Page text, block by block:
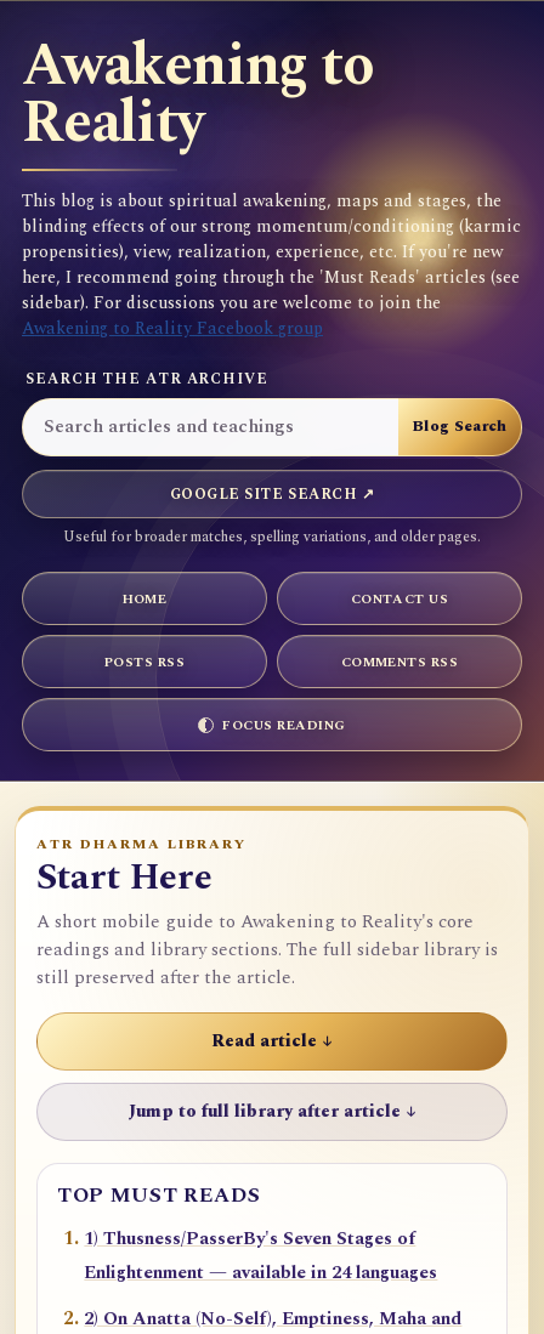
Awakening to
Reality
This blog is about spiritual awakening, maps and stages, the
blinding effects of our strong momentum/conditioning (karmic
propensities), view, realization, experience, etc. If you're new
here, I recommend going through the 'Must Reads' articles (see
sidebar). For discussions you are welcome to join the
Awakening to Reality Facebook group
SEARCH THE ATR ARCHIVE
GOOGLE SITE SEARCH ↗
Useful for broader matches, spelling variations, and older pages.
HOME CONTACT US
POSTS RSS COMMENTS RSS
FOCUS READING
ATR DHARMA LIBRARY
Start Here
A short mobile guide to Awakening to Reality's core
readings and library sections. The full sidebar library is
still preserved after the article.
Read article ↓
Jump to full library after article ↓
TOP MUST READS
1) Thusness/PasserBy's Seven Stages of
Enlightenment — available in 24 languages
2) On Anatta (No-Self), Emptiness, Maha and